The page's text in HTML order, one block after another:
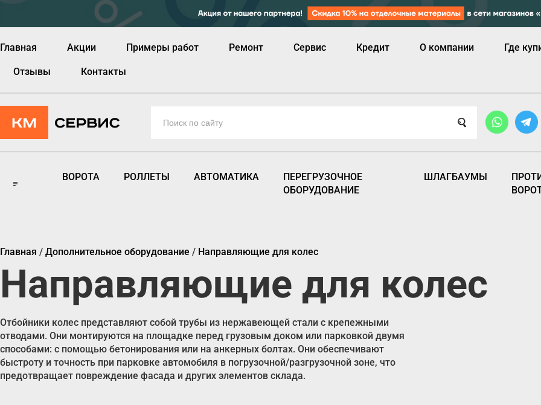
Главная Акции Примеры работ Ремонт Сервис Кредит О компании Где
Отзывы Контакты
ВОРОТА РОЛЛЕТЫ АВТОМАТИКА
ПЕРЕГРУЗОЧНОЕ
ОБОРУДОВАНИЕ
ШЛАГБАУМЫ
Главная / Дополнительное оборудование / Направляющие для колес
Направляющие для колес
Отбойники колес представляют собой трубы из нержавеющей стали с крепежными
отводами. Они монтируются на площадке перед грузовым доком или парковкой двумя
способами: с помощью бетонирования или на анкерных болтах. Они обеспечивают
быстроту и точность при парковке автомобиля в погрузочной/разгрузочной зоне, что
предотвращает повреждение фасада и других элементов склада.